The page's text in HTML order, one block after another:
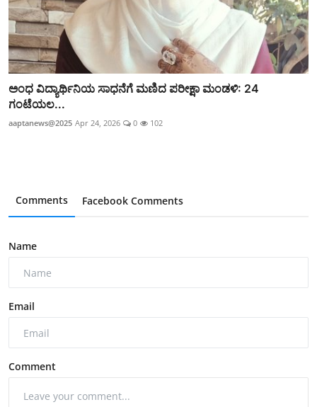
ಅಂಧ ವಿದ್ಯಾರ್ಥಿನಿಯ ಸಾಧನೆಗೆ ಮಣಿದ ಪರೀಕ್ಷಾ ಮಂಡಳಿ: 24
ಗಂಟೆಯಲ...
aaptanews@2025 Apr 24, 2026 0 102
Comments Facebook Comments
Name
Email
Comment